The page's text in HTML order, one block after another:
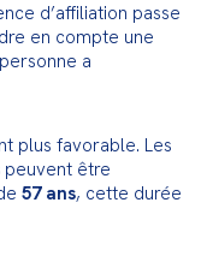
d’affiliation passe
en compte une
a
plus favorable. Les
peuvent être
57 ans, cette durée